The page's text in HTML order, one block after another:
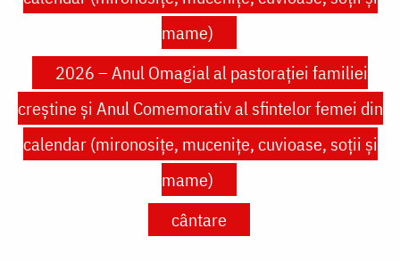
mame)
2026 – Anul Omagial al pastorației familiei
creștine și Anul Comemorativ al sfintelor femei din
calendar (mironosițe, mucenițe, cuvioase, soții și
mame)
cântare